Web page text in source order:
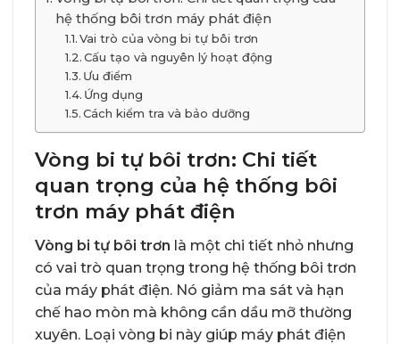
hệ thống bôi trơn máy phát điện
Vai trò của vòng bi tự bôi trơn
Cấu tạo và nguyên lý hoạt động
Ưu điểm
Ứng dụng
Cách kiểm tra và bảo dưỡng
Vòng bi tự bôi trơn: Chi tiết
quan trọng của hệ thống bôi
trơn máy phát điện
Vòng bi tự bôi trơn là một chi tiết nhỏ nhưng
có vai trò quan trọng trong hệ thống bôi trơn
của máy phát điện. Nó giảm ma sát và hạn
chế hao mòn mà không cần dầu mỡ thường
xuyên. Loại vòng bi này giúp máy phát điện